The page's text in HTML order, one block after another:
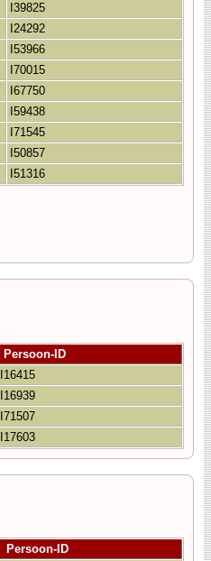
I39825
I24292
I53966
I70015
I67750
I59438
I71545
I50857
I51316
Persoon-ID
I16415
I16939
I71507
I17603
Persoon-ID